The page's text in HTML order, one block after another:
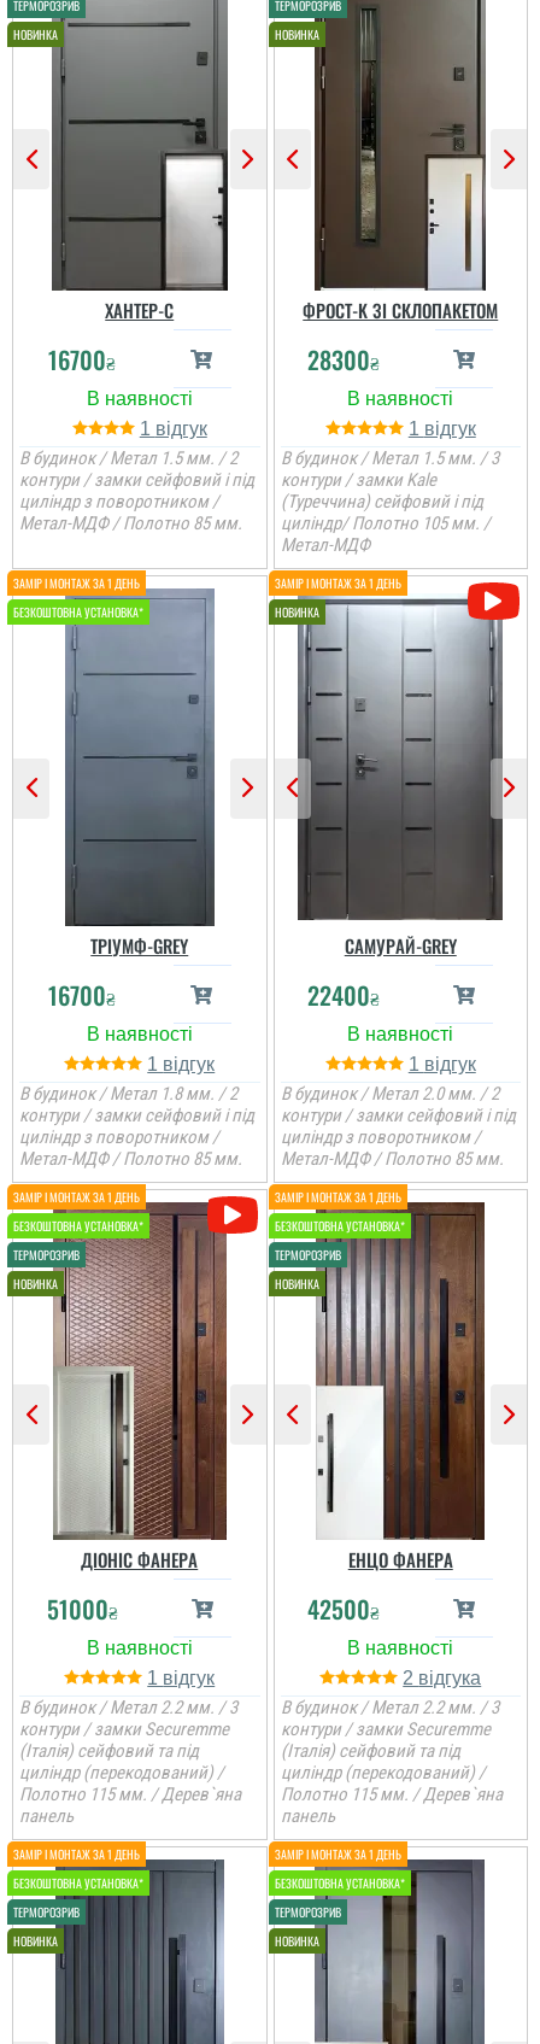
Роман
Шукав двері для
приватного будинку, щоб
було хороше покриття і
був зовнішній вигляд
чудовий , ну і щоб ціна
радувала теж. ...
Коля
Не переплачуєш
посереднику і купуєш
двері напряму у
виробника, тому якщо
цінуєте свої кошти і вам
потрібні двері, то вам
сюди. ...
ХАНТЕР-С
16700₴
1
В будинок / Метал 1.5 мм. / 2
контури / замки сейфовий і під
циліндр з поворотником /
Метал-МДФ / Полотно 85 мм.
ФРОСТ-K ЗІ СКЛОПАКЕТОМ
28300₴
1
В будинок / Метал 1.5 мм. / 3
контури / замки Kale
(Туреччина) сейфовий і під
циліндр/ Полотно 105 мм. /
Метал-МДФ
ТРІУМФ-GREY
16700₴
1
В будинок / Метал 1.8 мм. / 2
контури / замки сейфовий і під
циліндр з поворотником /
Метал-МДФ / Полотно 85 мм.
САМУРАЙ-GREY
22400₴
1
В будинок / Метал 2.0 мм. / 2
контури / замки сейфовий і під
циліндр з поворотником /
Метал-МДФ / Полотно 85 мм.
ДІОНІС ФАНЕРА
51000₴
1
В будинок / Метал 2.2 мм. / 3
контури / замки Securemme
(Італія) сейфовий та під
циліндр (перекодований) /
Полотно 115 мм. / Дерев`яна
панель
ЕНЦО ФАНЕРА
42500₴
2
В будинок / Метал 2.2 мм. / 3
контури / замки Securemme
(Італія) сейфовий та під
циліндр (перекодований) /
Полотно 115 мм. / Дерев`яна
панель